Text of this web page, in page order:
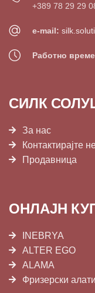
+389 78 29 29
e-mail:
Работно време
СИЛК
За нас
Контактирајте
Продавница
ОНЛАЈН
INEBRYA
ALTER EGO
ALAMA
Фризерски